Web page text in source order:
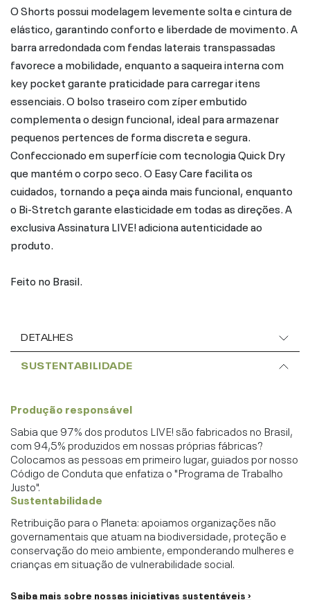
O Shorts possui modelagem levemente solta e cintura de
elástico, garantindo conforto e liberdade de movimento. A
barra arredondada com fendas laterais transpassadas
favorece a mobilidade, enquanto a saqueira interna com
key pocket garante praticidade para carregar itens
essenciais. O bolso traseiro com zíper embutido
complementa o design funcional, ideal para armazenar
pequenos pertences de forma discreta e segura.
Confeccionado em superfície com tecnologia Quick Dry
que mantém o corpo seco. O Easy Care facilita os
cuidados, tornando a peça ainda mais funcional, enquanto
o Bi-Stretch garante elasticidade em todas as direções. A
exclusiva Assinatura LIVE! adiciona autenticidade ao
produto.
Feito no Brasil.
DETALHES
SUSTENTABILIDADE
Produção responsável
Sabia que 97% dos produtos LIVE! são fabricados no Brasil,
com 94,5% produzidos em nossas próprias fábricas?
Colocamos as pessoas em primeiro lugar, guiados por nosso
Código de Conduta que enfatiza o "Programa de Trabalho
Justo".
Sustentabilidade
Retribuição para o Planeta: apoiamos organizações não
governamentais que atuam na biodiversidade, proteção e
conservação do meio ambiente, emponderando mulheres e
crianças em situação de vulnerabilidade social.
Saiba mais sobre nossas iniciativas sustentáveis ›